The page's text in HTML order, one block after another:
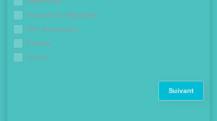
Assurances / Mutuelles
CPF (Formation)
Finance
Autres
Suivant